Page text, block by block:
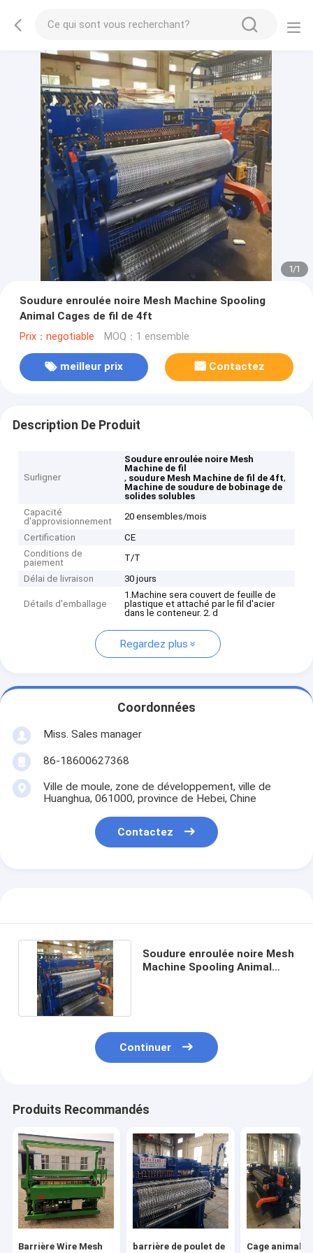
1/1
Soudure enroulée noire Mesh Machine Spooling
Animal Cages de fil de 4ft
Prix：negotiable MOQ：1 ensemble
meilleur prix Contactez
Description De Produit
Surligner
Soudure enroulée noire Mesh
Machine de fil
, soudure Mesh Machine de fil de 4ft,
Machine de soudure de bobinage de
solides solubles
Capacité
d'approvisionnement
20 ensembles/mois
Certification
CE
Conditions de
paiement
T/T
Délai de livraison
30 jours
Détails d'emballage
1.Machine sera couvert de feuille de
plastique et attaché par le fil d'acier
dans le conteneur. 2. d
Regardez plus
Coordonnées
Miss. Sales manager
86-18600627368
Ville de moule, zone de développement, ville de
Huanghua, 061000, province de Hebei, Chine
Contactez
Soudure enroulée noire Mesh
Machine Spooling Animal
Continuer
Produits Recommandés
Barrière Wire Mesh
barrière de poulet de
Cage animale